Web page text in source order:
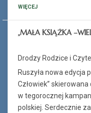
WIĘCEJ
„MAŁA KSIĄŻKA
Drodzy Rodzice i
Ruszyła nowa edycja
Człowiek”
w tegorocznej
polskiej. Serdecznie